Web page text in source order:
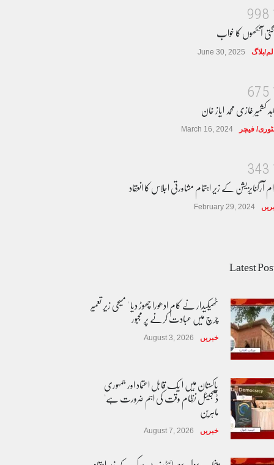
8
9
9
آنکھوں کا خواب
بلاگ June 30, 2025
5
7
6
کشمیر غازی محمد ایاز خان
فیچر March 16, 2024
3
4
3
آرگنایزیشن کے زیر اہتمام مشاورتی اجلاس کا انعقاد
February 29, 2024
Latest
ٹھیکیدار نے کام ادھورا چھوڑ دیا ' مسیحی زیر تعمیر
چرچ میں عبادت کرنے پر مجبور
خبریں August 3, 2026
پاکستان مِیں ا یک قابل اعتماد اور جمہوری
ڈیجیٹل نظام وقت کی اہم ضرورت ہے'
ماہرین
خبریں August 7, 2026